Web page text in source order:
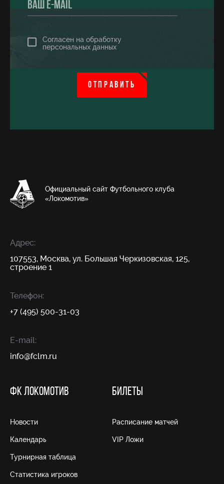
Согласен на обработку
персональных данных
ОТПРАВИТЬ
Официальный сайт Футбольного клуба
«Локомотив»
Адрес:
107553, Москва, ул. Большая Черкизовская, 125,
строение 1
Телефон:
+7 (495) 500-31-03
E-mail:
info@fсlm.ru
ФК ЛОКОМОТИВ
Новости
Календарь
Турнирная таблица
Статистика игроков
БИЛЕТЫ
Расписание матчей
VIP Ложи